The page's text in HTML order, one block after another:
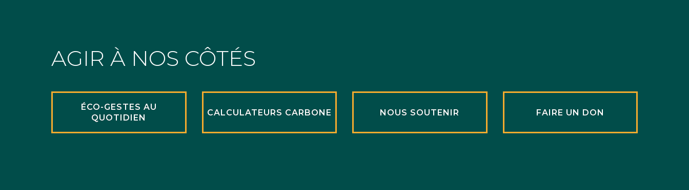
AGIR À NOS CÔTÉS
ÉCO-GESTES AU
QUOTIDIEN
CALCULATEURS CARBONE NOUS SOUTENIR FAIRE UN DON